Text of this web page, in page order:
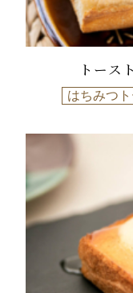
トース
はちみつト